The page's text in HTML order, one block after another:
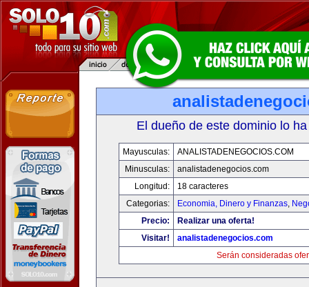
El dueño de este dominio lo
Mayusculas:
ANALISTADENEGOCIOS.COM
Minusculas:
analistadenegocios.com
Longitud:
18 caracteres
Categorias:
Economia, Dinero y Finanzas,
Precio:
Realizar una oferta!
Visitar!
analistadenegocios.com
Serán consideradas